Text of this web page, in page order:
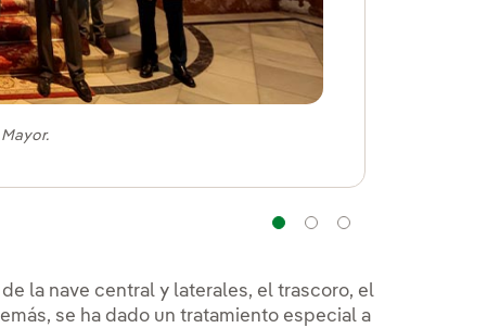
Navegação
la nave central y laterales, el trascoro, el
se ha dado un tratamiento especial a